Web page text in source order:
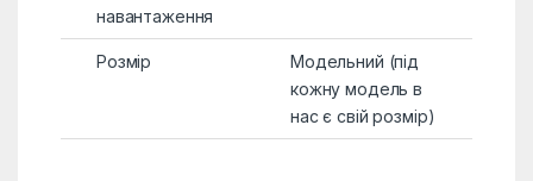
навантаження
Розмір
Модельний (під
кожну модель в
нас є свій розмір)